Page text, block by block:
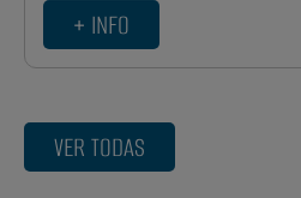
+ INFO
VER TODAS